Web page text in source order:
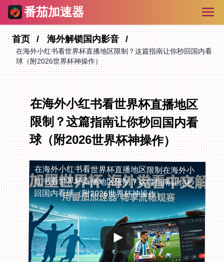
番茄加速器
首页 海外解锁国内影音
在海外小红书看世界杯直播地区限制？这篇指南让你秒回国内看
球（附2026世界杯神操作）
在海外小红书看世界杯直播地区
限制？这篇指南让你秒回国内看
球（附2026世界杯神操作）
在海外小红书看世界杯直播地区限制在海外小
红书看世界杯直播地区限制？这篇指南让你秒
回国内看球（附2026世界杯神操作）